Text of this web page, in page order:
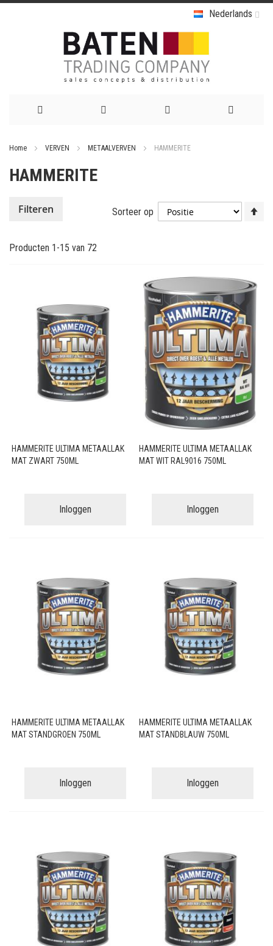
Nederlands
de
Home VERVEN METAALVERVEN HAMMERITE
HAMMERITE
Producten 1 -15 van 72
Sorteer op
HAMMERITE ULTIMA METAALLAK
MAT ZWART 750ML
Inloggen
HAMMERITE ULTIMA METAALLAK
MAT WIT RAL9016 750ML
Inloggen
HAMMERITE ULTIMA METAALLAK
MAT STANDGROEN 750ML
Inloggen
HAMMERITE ULTIMA METAALLAK
MAT STANDBLAUW 750ML
Inloggen
Filteren